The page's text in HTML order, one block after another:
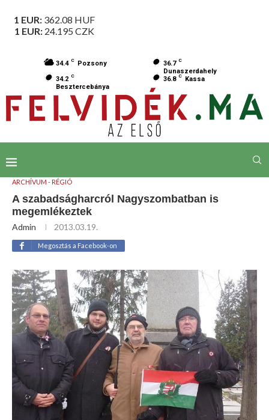
1 EUR: 362.08 HUF
1 EUR: 24.195 CZK
34.4 C Pozsony 36.7 C
Dunaszerdahely
34.2 C
Besztercebánya
36.8 C Kassa
ARCHÍVUM - RÉGIÓ
A szabadságharcról Nagyszombatban is
megemlékeztek
Admin 2013.03.19.
Megosztás a Facebook-on